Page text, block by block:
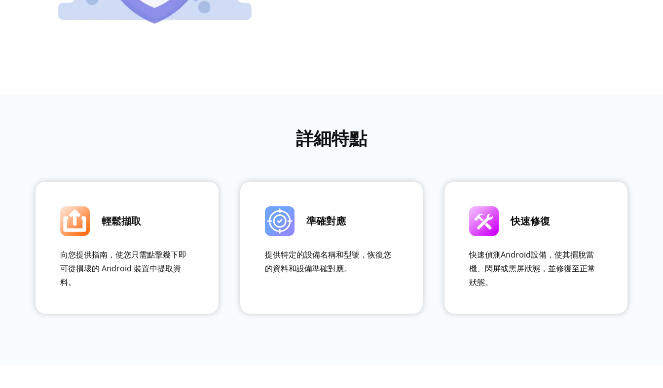
詳細特點
輕鬆擷取
向您提供指南，使您只需點擊幾下即
可從損壞的 Android 裝置中提取資
料。
準確對應
提供特定的設備名稱和型號，恢復您
的資料和設備準確對應。
快速修復
快速偵測Android設備，使其擺脫當
機、閃屏或黑屏狀態，並修復至正常
狀態。